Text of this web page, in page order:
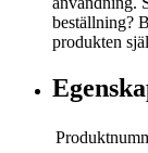
beställning?
produkten